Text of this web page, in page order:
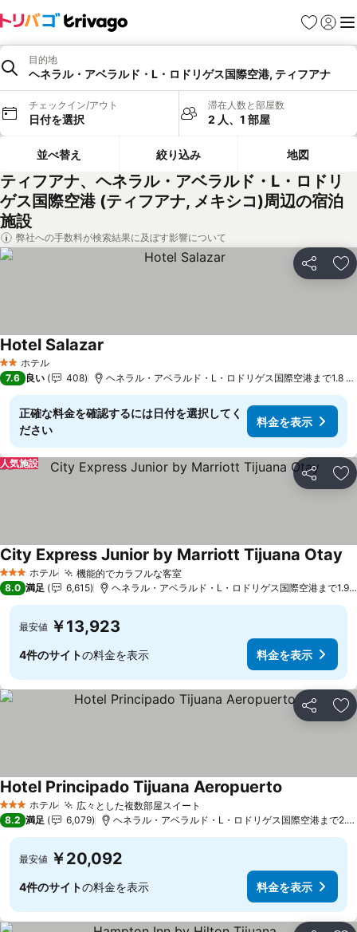
お気に入り
ログイ
メ
目的地
ヘネラル・アベラルド・L・ロドリゲス国際空港, ティフアナ
チェックイン/アウト
日付を選択
滞在人数と部屋数
2 人、1 部屋
並べ替え 絞り込み 地図
ティフアナ、ヘネラル・アベラルド・L・ロドリ
ゲス国際空港 (ティフアナ, メキシコ)周辺の宿泊
施設
弊社への手数料が検索結果に及ぼす影響について
シェア お
2 ホテルのランク
ホテル
Hotel Salazar
7.6 良い 408 ヘネラル・アベラルド・L・ロドリゲス国際空港まで1.8
正確な料金を確認するには日付を選択してく
ださい
料金を表示
シェア お
人気施設
3 ホテルのランク
ホテル 機能的でカラフルな客室料金を表示
City Express Junior by Marriott Tijuana Otay
8.0 満足 6,615 ヘネラル・アベラルド・L・ロドリゲス国際空港まで1.9
最安値 ￥13,923
4件のサイトの料金を表示 料金を表示
シェア お
3 ホテルのランク
ホテル 広々とした複数部屋スイート
Hotel Principado Tijuana Aeropuerto
8.2 満足 6,079 ヘネラル・アベラルド・L・ロドリゲス国際空港まで2.4
最安値 ￥20,092
4件のサイトの料金を表示 料金を表示